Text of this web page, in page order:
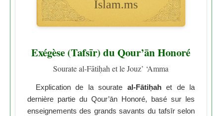
Exégèse (Tafsīr) du Qour’ān Honoré
Sourate al-Fātiḥah et le Jouz’ ‘Amma
Explication de la sourate al-Fātiḥahet de la
dernière partie du Qour’ān Honoré, basé sur les
enseignements des grands savants du tafsīr selon